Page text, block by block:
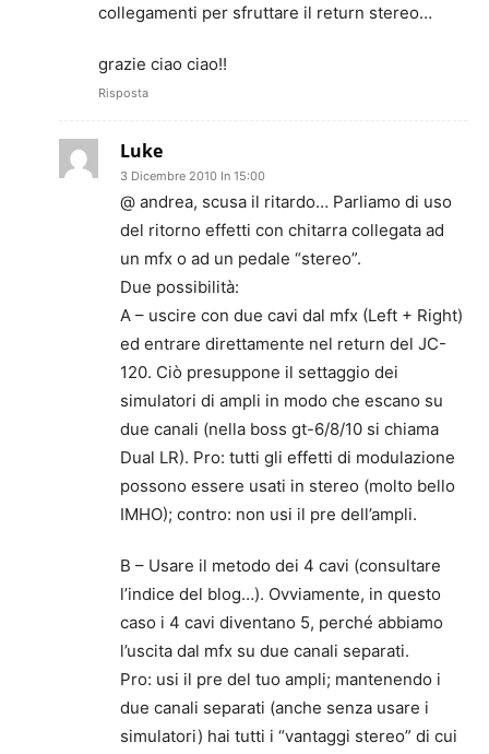
collegamenti per sfruttare il return stereo…
grazie ciao ciao!!
Risposta
Luke
3 Dicembre 2010 In 15:00
@ andrea, scusa il ritardo… Parliamo di uso
del ritorno effetti con chitarra collegata ad
un mfx o ad un pedale “stereo”.
Due possibilità:
A – uscire con due cavi dal mfx (Left + Right)
ed entrare direttamente nel return del JC-
120. Ciò presuppone il settaggio dei
simulatori di ampli in modo che escano su
due canali (nella boss gt-6/8/10 si chiama
Dual LR). Pro: tutti gli effetti di modulazione
possono essere usati in stereo (molto bello
IMHO); contro: non usi il pre dell’ampli.
B – Usare il metodo dei 4 cavi (consultare
l’indice del blog…). Ovviamente, in questo
caso i 4 cavi diventano 5, perché abbiamo
l’uscita dal mfx su due canali separati.
Pro: usi il pre del tuo ampli; mantenendo i
due canali separati (anche senza usare i
simulatori) hai tutti i “vantaggi stereo” di cui